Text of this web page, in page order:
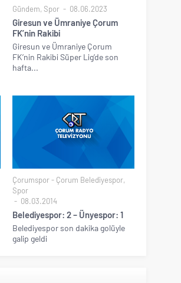
Gündem,Spor 08.06.2023
Giresun ve Ümraniye Çorum
FK’nin Rakibi
Giresun ve Ümraniye Çorum
FK’nin Rakibi Süper Lig’de son
hafta...
Çorumspor - Çorum Belediyespor,
Spor
08.03.2014
Belediyespor: 2 – Ünyespor: 1
Belediyespor son dakika golüyle
galip geldi